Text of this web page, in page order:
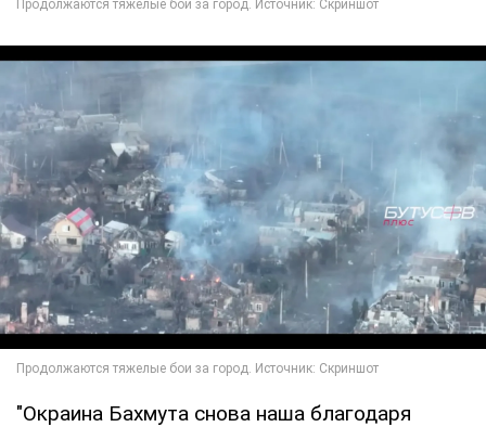
"Окраина Бахмута снова наша благодаря